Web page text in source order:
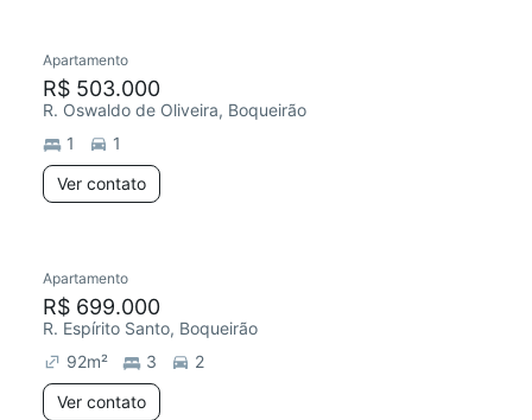
Apartamento
R$ 503.000
R. Oswaldo de Oliveira, Boqueirão
1
1
Ver contato
Apartamento
R$ 699.000
R. Espírito Santo, Boqueirão
92m² 3
2
Ver contato